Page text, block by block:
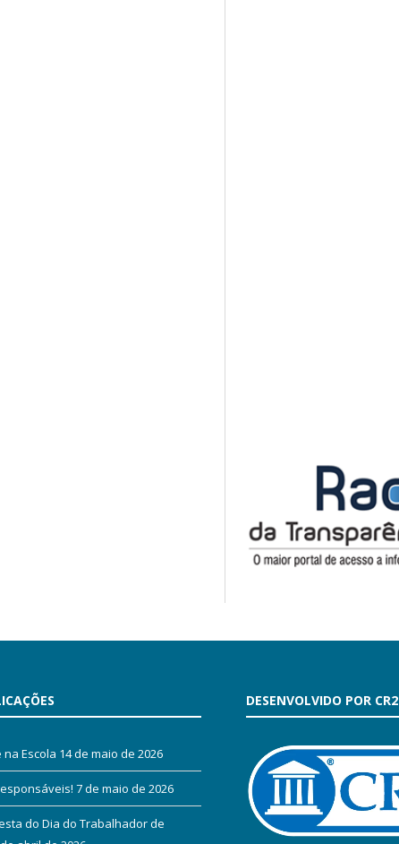
Escola 14 de maio de 2026
7 de maio de 2026
do Dia do Trabalhador de
DESENVOLVIDO POR CR2